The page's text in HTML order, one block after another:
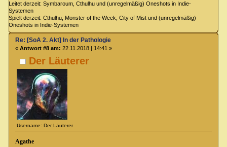
Leitet derzeit: Symbaroum, Cthulhu und (unregelmäßig) Oneshots in Indie-
Systemen
Spielt derzeit: Cthulhu, Monster of the Week, City of Mist und (unregelmäßig)
Oneshots in Indie-Systemen
Der Läuterer
Username: Der Läuterer
Re: [SoA 2. Akt] In der Pathologie
« Antwort #8 am: 22.11.2018 | 14:41 »
Agathe